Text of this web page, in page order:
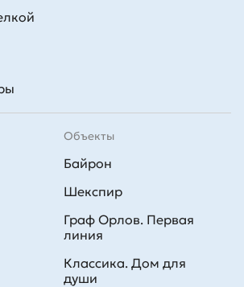
Объекты
Байрон
Шекспир
Граф Орлов. Первая
линия
Классика. Дом для
души